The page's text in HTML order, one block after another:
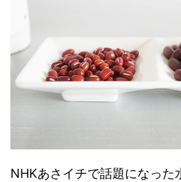
NHKあさイチで話題になった